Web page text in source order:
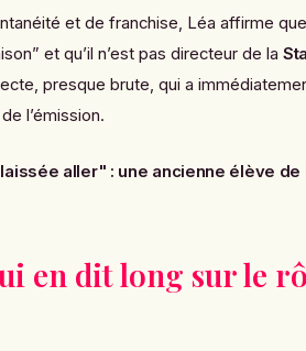
et de franchise, Léa affirme que
et qu’il n’est pas directeur de la
presque brute, qui a
l’émission.
aller" : une ancienne élève
en dit long sur le